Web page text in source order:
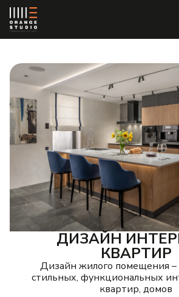
ДИЗАЙН
КВАРТИР
Дизайн жилого помещения –
стильных, функциональных
квартир, домов